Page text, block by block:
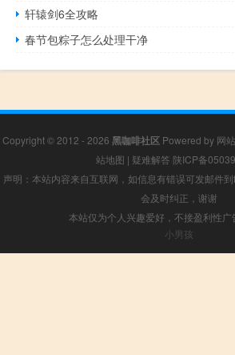
轩辕剑6全攻略
春节包粽子怎么处理干净
Copyright © 2012 - 2026 黑咖啡社区 Powered by 网
站地图 | 疑难解答 陕ICP备
声明：本站内容来自互联网，如信息有错误可发邮件
会及时纠正，谢谢
本站仅为个人兴趣爱好，不接盈利性广
小男孩